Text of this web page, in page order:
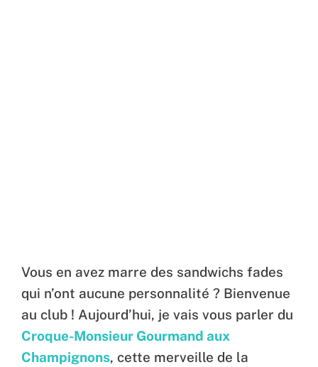
Vous en avez marre des sandwichs fades
qui n’ont aucune personnalité ? Bienvenue
au club ! Aujourd’hui, je vais vous parler du
Croque-Monsieur Gourmand aux
Champignons, cette merveille de la